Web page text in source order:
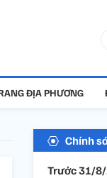
ĐỊA PHƯƠNG
Chính
Trước 31/